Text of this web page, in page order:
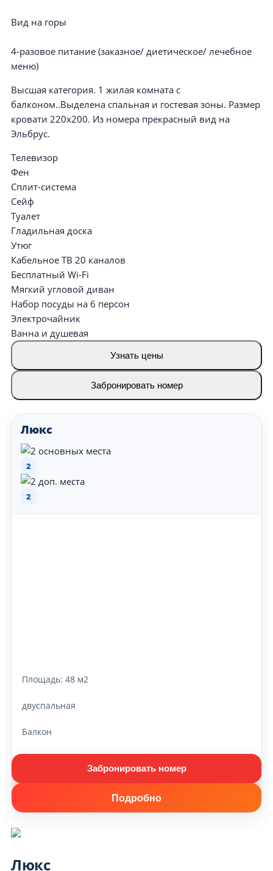
Вид на горы
4-разовое питание (заказное/ диетическое/ лечебное
меню)
Высшая категория. 1 жилая комната с
балконом..Выделена спальная и гостевая зоны. Размер
кровати 220х200. Из номера прекрасный вид на
Эльбрус.
Телевизор
Фен
Сплит-система
Сейф
Туалет
Гладильная доска
Утюг
Кабельное ТВ 20 каналов
Бесплатный Wi-Fi
Мягкий угловой диван
Набор посуды на 6 персон
Электрочайник
Ванна и душевая
Узнать цены
Забронировать номер
Люкс
2
2
Площадь: 48 м2
двуспальная
Балкон
Забронировать номер
Подробно
Люкс